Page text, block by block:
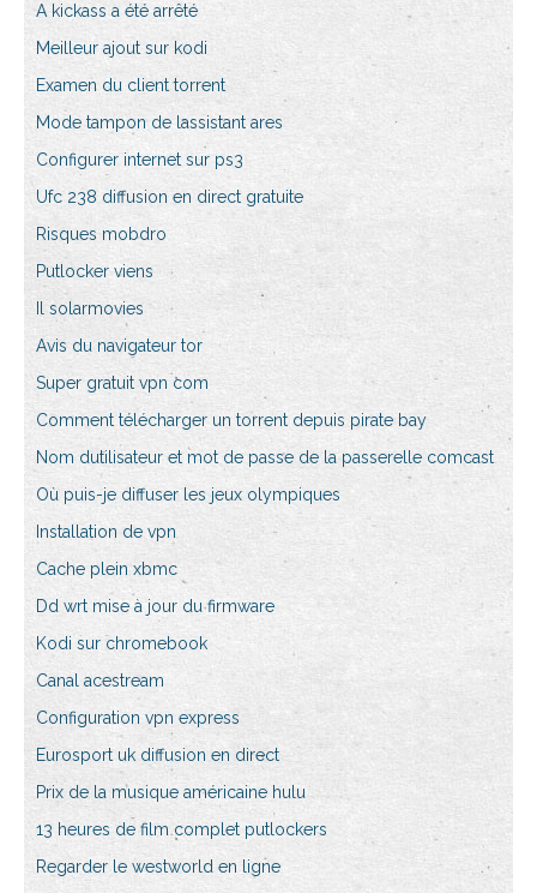
A kickass a été arrêté
Meilleur ajout sur kodi
Examen du client torrent
Mode tampon de lassistant ares
Configurer internet sur ps3
Ufc 238 diffusion en direct gratuite
Risques mobdro
Putlocker viens
Il solarmovies
Avis du navigateur tor
Super gratuit vpn com
Comment télécharger un torrent depuis pirate bay
Nom dutilisateur et mot de passe de la passerelle comcast
Où puis-je diffuser les jeux olympiques
Installation de vpn
Cache plein xbmc
Dd wrt mise à jour du firmware
Kodi sur chromebook
Canal acestream
Configuration vpn express
Eurosport uk diffusion en direct
Prix de la musique américaine hulu
13 heures de film complet putlockers
Regarder le westworld en ligne